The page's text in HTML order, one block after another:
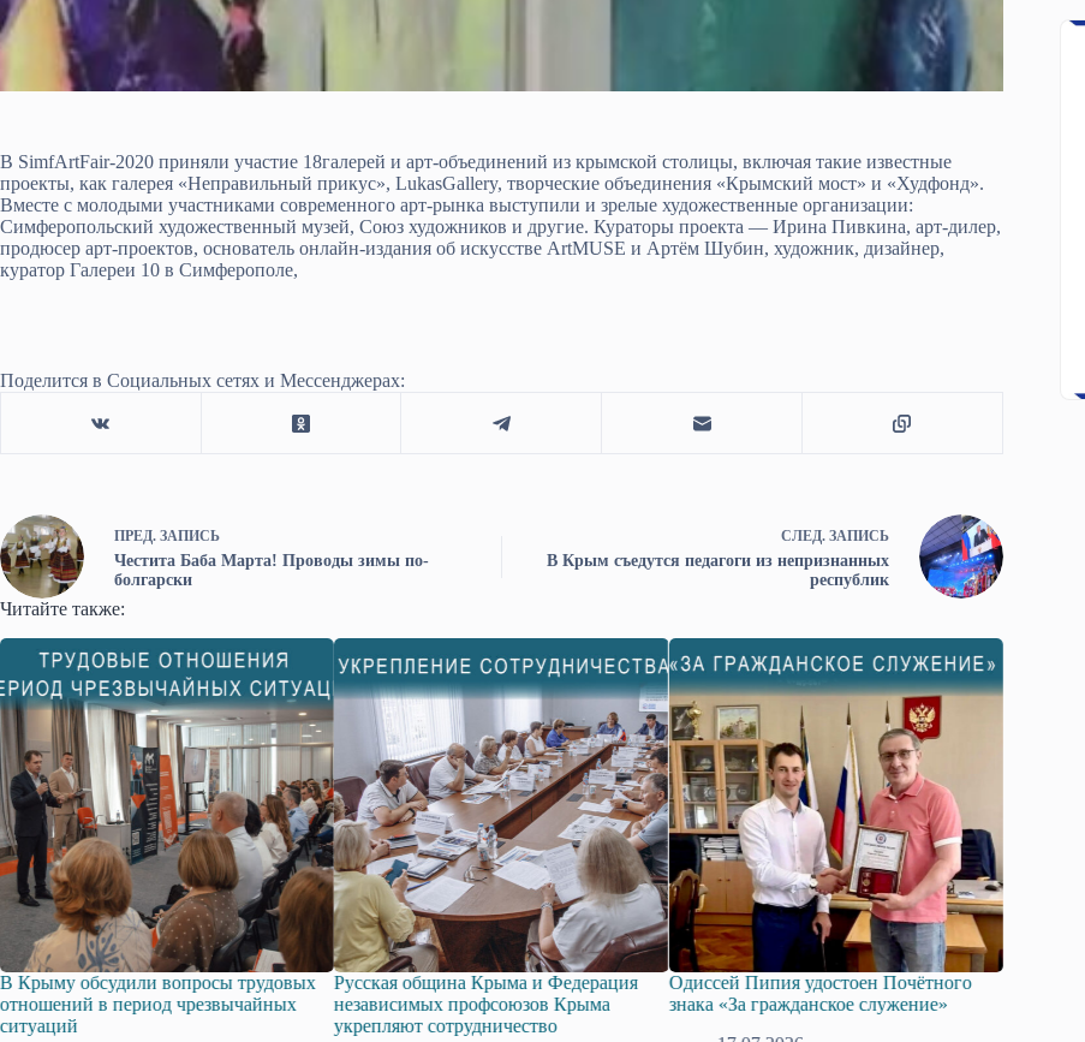
В SimfArtFair-2020 приняли участие 18галерей и арт-объединений из крымской столицы, включая такие известные
проекты, как галерея «Неправильный прикус», LukasGallery, творческие объединения «Крымский мост» и «Худфонд».
Вместе с молодыми участниками современного арт-рынка выступили и зрелые художественные организации:
Симферопольский художественный музей, Союз художников и другие. Кураторы проекта — Ирина Пивкина, арт-дилер,
продюсер арт-проектов, основатель онлайн-издания об искусстве ArtMUSE и Артём Шубин, художник, дизайнер,
куратор Галереи 10 в Симферополе,
Поделится в Социальных сетях и Мессенджерах:
ПРЕД. ЗАПИСЬ
Честита Баба Марта! Проводы зимы по-
болгарски
СЛЕД. ЗАПИСЬ
В Крым съедутся педагоги из непризнанных
республик
Читайте также:
В Крыму обсудили вопросы трудовых
отношений в период чрезвычайных
ситуаций
Русская община Крыма и Федерация
независимых профсоюзов Крыма
укрепляют сотрудничество
Одиссей Пипия удостоен Почётного
знака «За гражданское служение»